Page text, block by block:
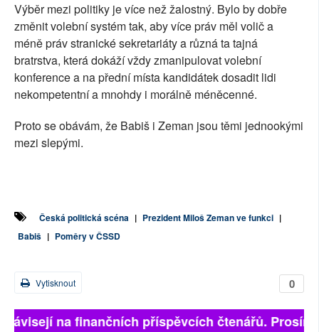
Výběr mezi politiky je více než žalostný. Bylo by dobře
změnit volební systém tak, aby více práv měl volič a
méně práv stranické sekretariáty a různá ta tajná
bratrstva, která dokáží vždy zmanipulovat volební
konference a na přední místa kandidátek dosadit lidi
nekompetentní a mnohdy i morálně méněcenné.
Proto se obávám, že Babiš i Zeman jsou těmi jednookými
mezi slepými.
Česká politická scéna | Prezident Miloš Zeman ve funkci |
Babiš | Poměry v ČSSD
0
Vytisknout
na finančních příspěvcích čtenářů.